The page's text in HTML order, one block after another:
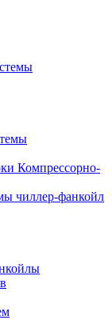
Компрессорно-
чиллер-фанкойл